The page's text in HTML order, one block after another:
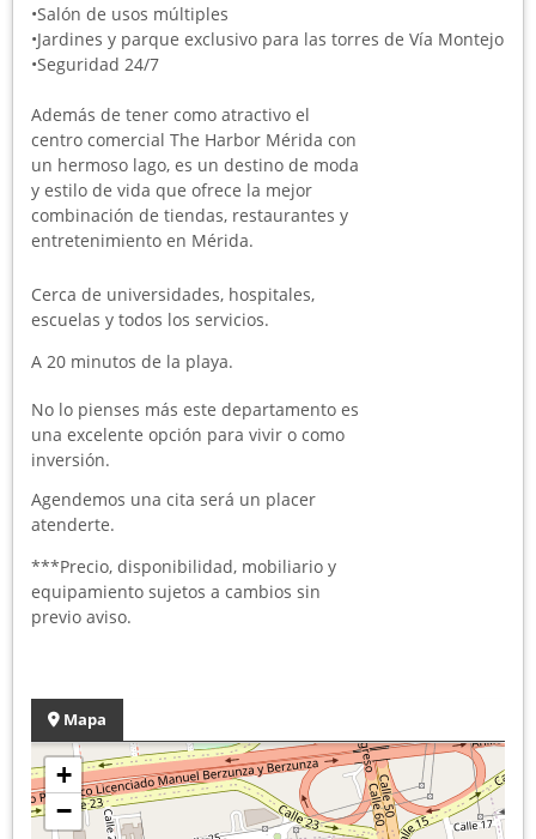
•Salón de usos múltiples
•Jardines y parque exclusivo para las torres de Vía Montejo
•Seguridad 24/7
Además de tener como atractivo el
centro comercial The Harbor Mérida con
un hermoso lago, es un destino de moda
y estilo de vida que ofrece la mejor
combinación de tiendas, restaurantes y
entretenimiento en Mérida.
Cerca de universidades, hospitales,
escuelas y todos los servicios.
A 20 minutos de la playa.
No lo pienses más este departamento es
una excelente opción para vivir o como
inversión.
Agendemos una cita será un placer
atenderte.
***Precio, disponibilidad, mobiliario y
equipamiento sujetos a cambios sin
previo aviso.
Mapa
+
−